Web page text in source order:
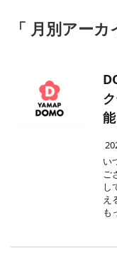
「 月別アー
い
ご
し
え
も